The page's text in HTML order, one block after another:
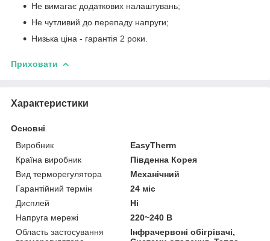
Не вимагає додаткових налаштувань;
Не чутливий до перепаду напруги;
Низька ціна - гарантія 2 роки.
Приховати
Характеристики
Основні
Виробник
EasyTherm
Країна виробник
Південна Корея
Вид терморегулятора
Механічний
Гарантійний термін
24 міс
Дисплей
Ні
Напруга мережі
220~240 В
Область застосування
Інфрачервоні обігрівачі,